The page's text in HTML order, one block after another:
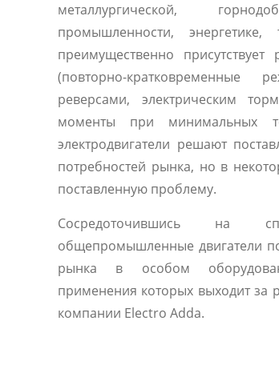
металлургической,
промышленности, энергетике,
преимущественно
(повторно-
реверсами, электрическим
моменты при минимальных
электродвигатели решают
потребностей рынка, но в
поставленную проблему.
Сосредоточившись на
общепромышленные двигатели
рынка в особом
применения которых выходит за
компании Electro Adda.